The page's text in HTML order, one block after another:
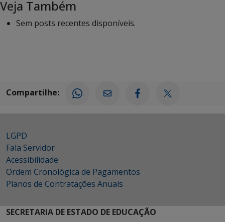
Veja Também
Sem posts recentes disponíveis.
Compartilhe:
LGPD
Fala Servidor
Acessibilidade
Ordem Cronológica de Pagamentos
Planos de Contratações Anuais
SECRETARIA DE ESTADO DE EDUCAÇÃO